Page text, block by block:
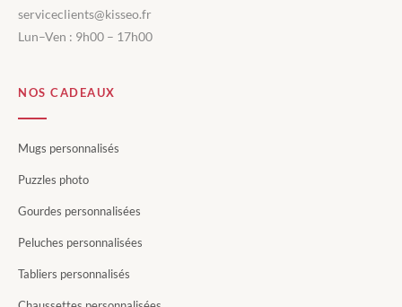
serviceclients@kisseo.fr
Lun–Ven : 9h00 – 17h00
NOS CADEAUX
Mugs personnalisés
Puzzles photo
Gourdes personnalisées
Peluches personnalisées
Tabliers personnalisés